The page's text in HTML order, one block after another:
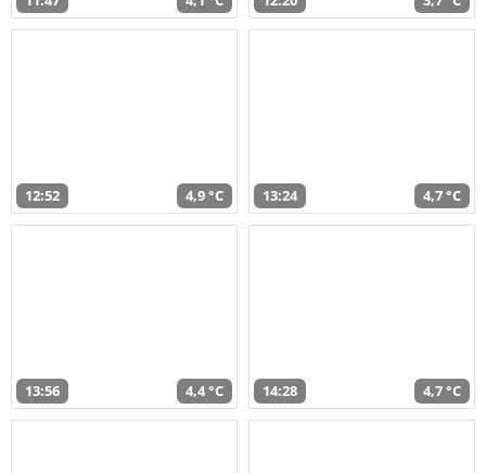
12:52 4,9 °C 13:24 4,7 °C
13:56 4,4 °C 14:28 4,7 °C